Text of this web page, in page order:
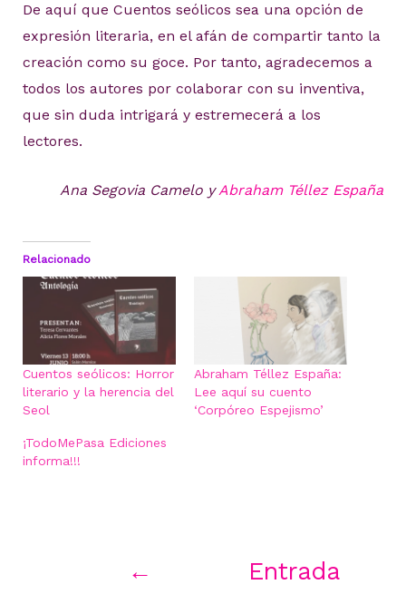
De aquí que Cuentos seólicos sea una opción de
expresión literaria, en el afán de compartir tanto la
creación como su goce. Por tanto, agradecemos a
todos los autores por colaborar con su inventiva,
que sin duda intrigará y estremecerá a los
lectores.
Ana Segovia Camelo yAbraham Téllez España
Relacionado
Cuentos seólicos: Horror
literario y la herencia del
Seol
Abraham Téllez España:
Lee aquí su cuento
‘Corpóreo Espejismo’
¡TodoMePasa Ediciones
informa!!!
←
Entrada